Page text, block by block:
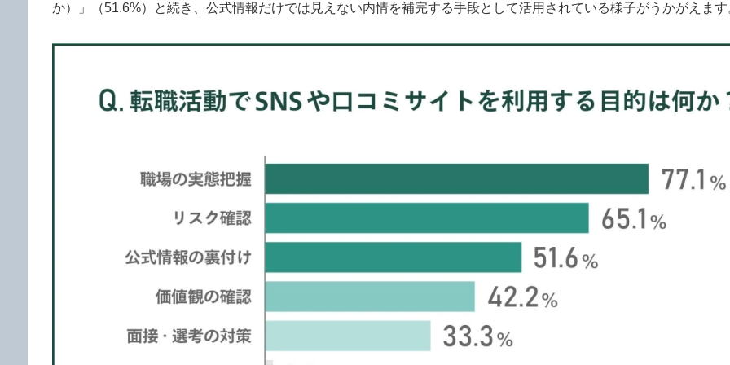
か）」（51.6%）と続き、公式情報だけでは見えない内情を補完する手段として活用されている様子がうかがえます